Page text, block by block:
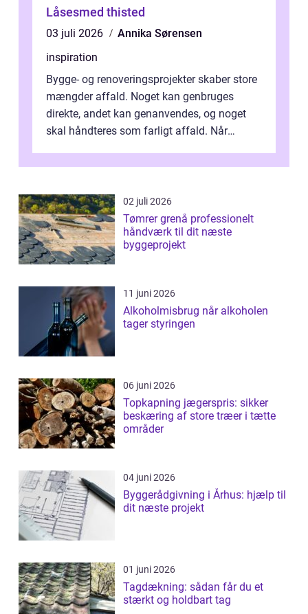
Låsesmed thisted
03 juli 2026
Annika Sørensen
inspiration
Bygge- og renoveringsprojekter skaber store
mængder affald. Noget kan genbruges
direkte, andet kan genanvendes, og noget
skal håndteres som farligt affald. Når
02 juli 2026
Tømrer grenå professionelt
håndværk til dit næste
byggeprojekt
11 juni 2026
Alkoholmisbrug når alkoholen
tager styringen
06 juni 2026
Topkapning jægerspris: sikker
beskæring af store træer i tætte
områder
04 juni 2026
Byggerådgivning i Århus: hjælp til
dit næste projekt
01 juni 2026
Tagdækning: sådan får du et
stærkt og holdbart tag